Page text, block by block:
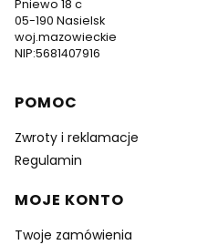
Pniewo 18 c
05-190 Nasielsk
woj.mazowieckie
NIP:5681407916
Linki w stopce
POMOC
Zwroty i reklamacje
Regulamin
MOJE KONTO
Twoje zamówienia